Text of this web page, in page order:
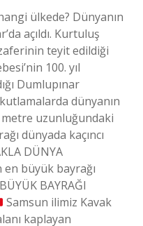
ülkede? Dünyanın
açıldı. Kurtuluş
teyit edildiği
100. yıl
Dumlupınar
dünyanın
metre uzunluğundaki
dünyada kaçıncı
DÜNYA
en büyük bayrağı
BAYRAĞI
Samsun ilimiz Kavak
kaplayan